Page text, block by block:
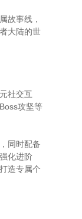
故事线，
大陆的世
社交互
攻坚等
同时配备
化进阶
造专属个